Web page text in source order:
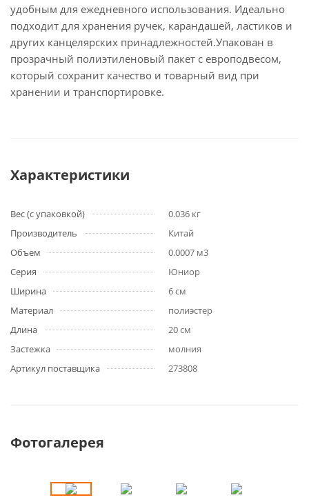
удобным для ежедневного использования. Идеально
подходит для хранения ручек, карандашей, ластиков и
других канцелярских принадлежностей.Упакован в
прозрачный полиэтиленовый пакет с европодвесом,
который сохранит качество и товарный вид при
хранении и транспортировке.
Характеристики
Вес (с упаковкой)
0.036 кг
Производитель
Китай
Объем
0.0007 м3
Серия
Юниор
Ширина
6 см
Материал
полиэстер
Длина
20 см
Застежка
молния
Артикул поставщика
273808
Фотогалерея